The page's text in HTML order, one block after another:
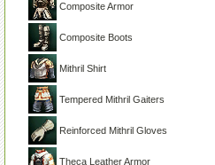
Composite Armor
Composite Boots
Mithril Shirt
Tempered Mithril Gaiters
Reinforced Mithril Gloves
Theca Leather Armor